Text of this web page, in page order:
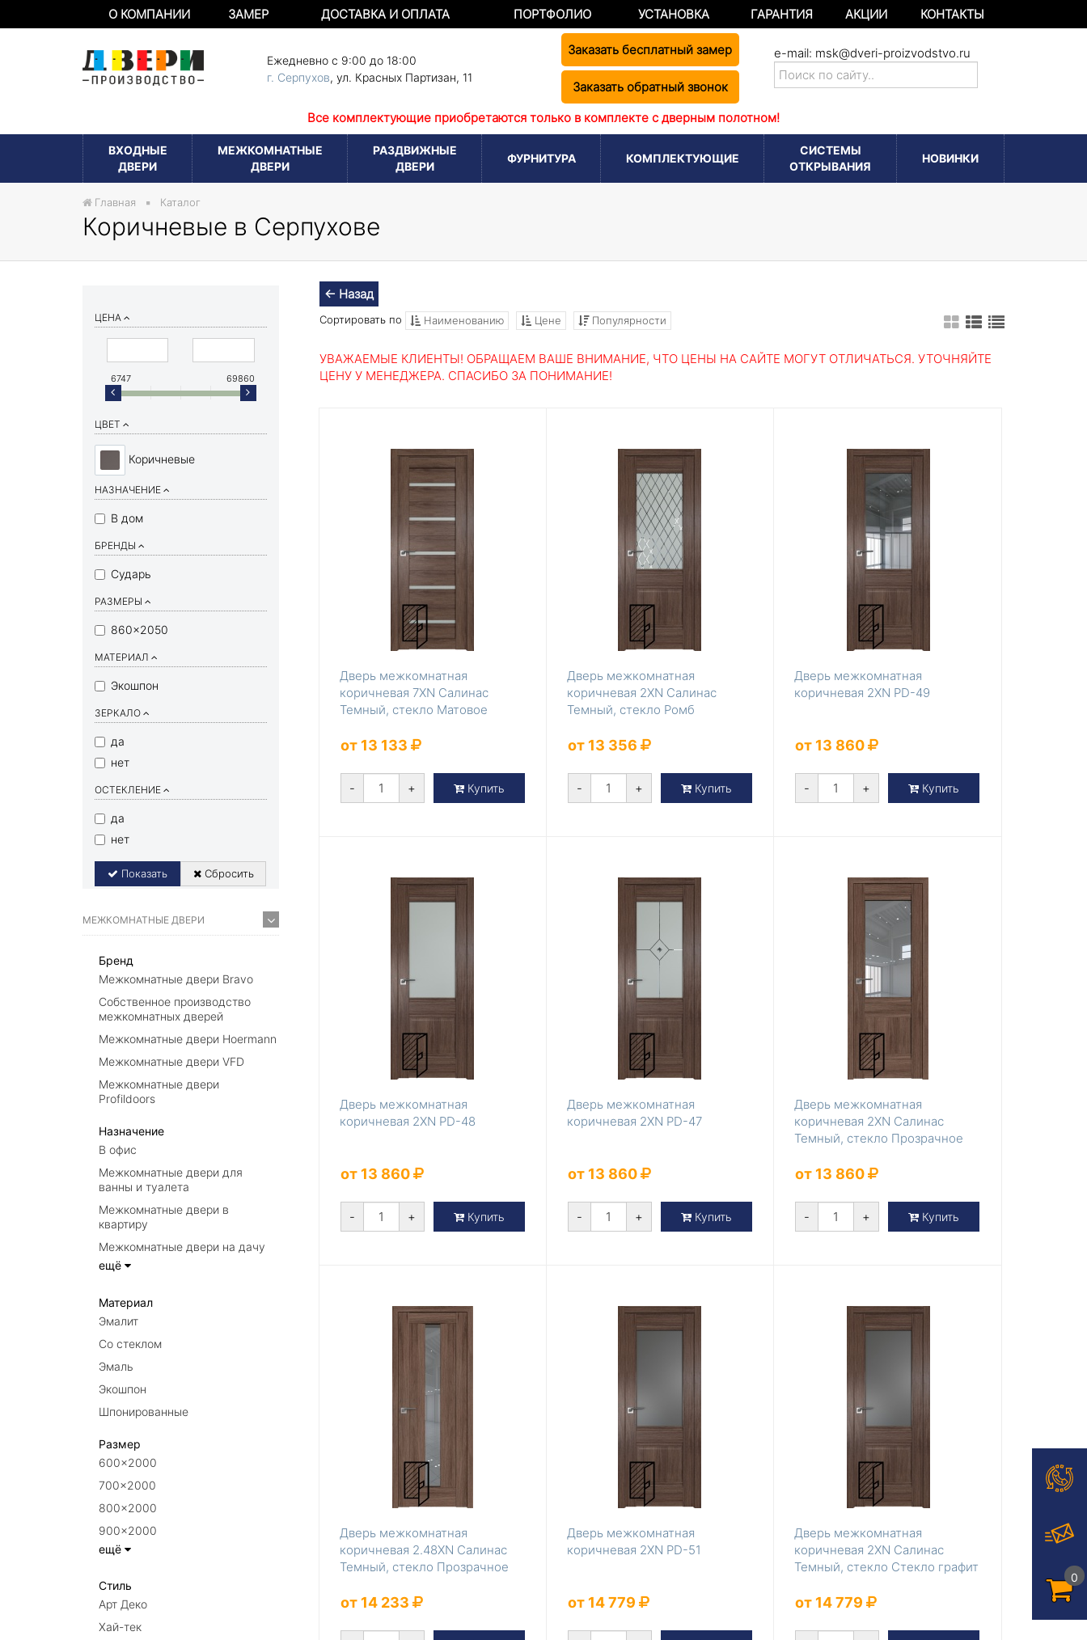
0
О КОМПАНИИ ЗАМЕР ДОСТАВКА И ОПЛАТА ПОРТФОЛИО УСТАНОВКА ГАРАНТИЯ АКЦИИ КОНТАКТЫ
Ежедневно с 9:00 до 18:00
г. Серпухов, ул. Красных Партизан, 11
Заказать бесплатный замер
Заказать обратный звонок
e-mail: msk@dveri-proizvodstvo.ru
Все комплектующие приобретаются только в комплекте с дверным полотном!
ВХОДНЫЕ
ДВЕРИ
МЕЖКОМНАТНЫЕ
ДВЕРИ
РАЗДВИЖНЫЕ
ДВЕРИ
ФУРНИТУРА КОМПЛЕКТУЮЩИЕ
СИСТЕМЫ
ОТКРЫВАНИЯ
НОВИНКИ
Главная Каталог
Коричневые в Серпухове
ЦЕНА
6747 69860
ЦВЕТ
Коричневые
НАЗНАЧЕНИЕ
В дом
БРЕНДЫ
Сударь
РАЗМЕРЫ
860×2050
МАТЕРИАЛ
Экошпон
ЗЕРКАЛО
да
нет
ОСТЕКЛЕНИЕ
да
нет
Показать Сбросить
МЕЖКОМНАТНЫЕ ДВЕРИ
Бренд
Межкомнатные двери Bravo
Собственное производство
межкомнатных дверей
Межкомнатные двери Hoermann
Межкомнатные двери VFD
Межкомнатные двери
Profildoors
Назначение
В офис
Межкомнатные двери для
ванны и туалета
Межкомнатные двери в
квартиру
Межкомнатные двери на дачу
ещё
Материал
Эмалит
Со стеклом
Эмаль
Экошпон
Шпонированные
Размер
600×2000
700×2000
800×2000
900×2000
ещё
Стиль
Арт Деко
Хай-тек
← Назад
Сортировать по Наименованию Цене Популярности
УВАЖАЕМЫЕ КЛИЕНТЫ! ОБРАЩАЕМ ВАШЕ ВНИМАНИЕ, ЧТО ЦЕНЫ НА САЙТЕ МОГУТ ОТЛИЧАТЬСЯ. УТОЧНЯЙТЕ
ЦЕНУ У МЕНЕДЖЕРА. СПАСИБО ЗА ПОНИМАНИЕ!
Дверь межкомнатная
коричневая 7XN Салинас
Темный, стекло Матовое
от 13 133
- + Купить
Дверь межкомнатная
коричневая 2XN Салинас
Темный, стекло Ромб
от 13 356
- + Купить
Дверь межкомнатная
коричневая 2XN PD-49
от 13 860
- + Купить
Дверь межкомнатная
коричневая 2XN PD-48
от 13 860
- + Купить
Дверь межкомнатная
коричневая 2XN PD-47
от 13 860
- + Купить
Дверь межкомнатная
коричневая 2XN Салинас
Темный, стекло Прозрачное
от 13 860
- + Купить
Дверь межкомнатная
коричневая 2.48XN Салинас
Темный, стекло Прозрачное
от 14 233
Дверь межкомнатная
коричневая 2XN PD-51
от 14 779
Дверь межкомнатная
коричневая 2XN Салинас
Темный, стекло Стекло графит
от 14 779